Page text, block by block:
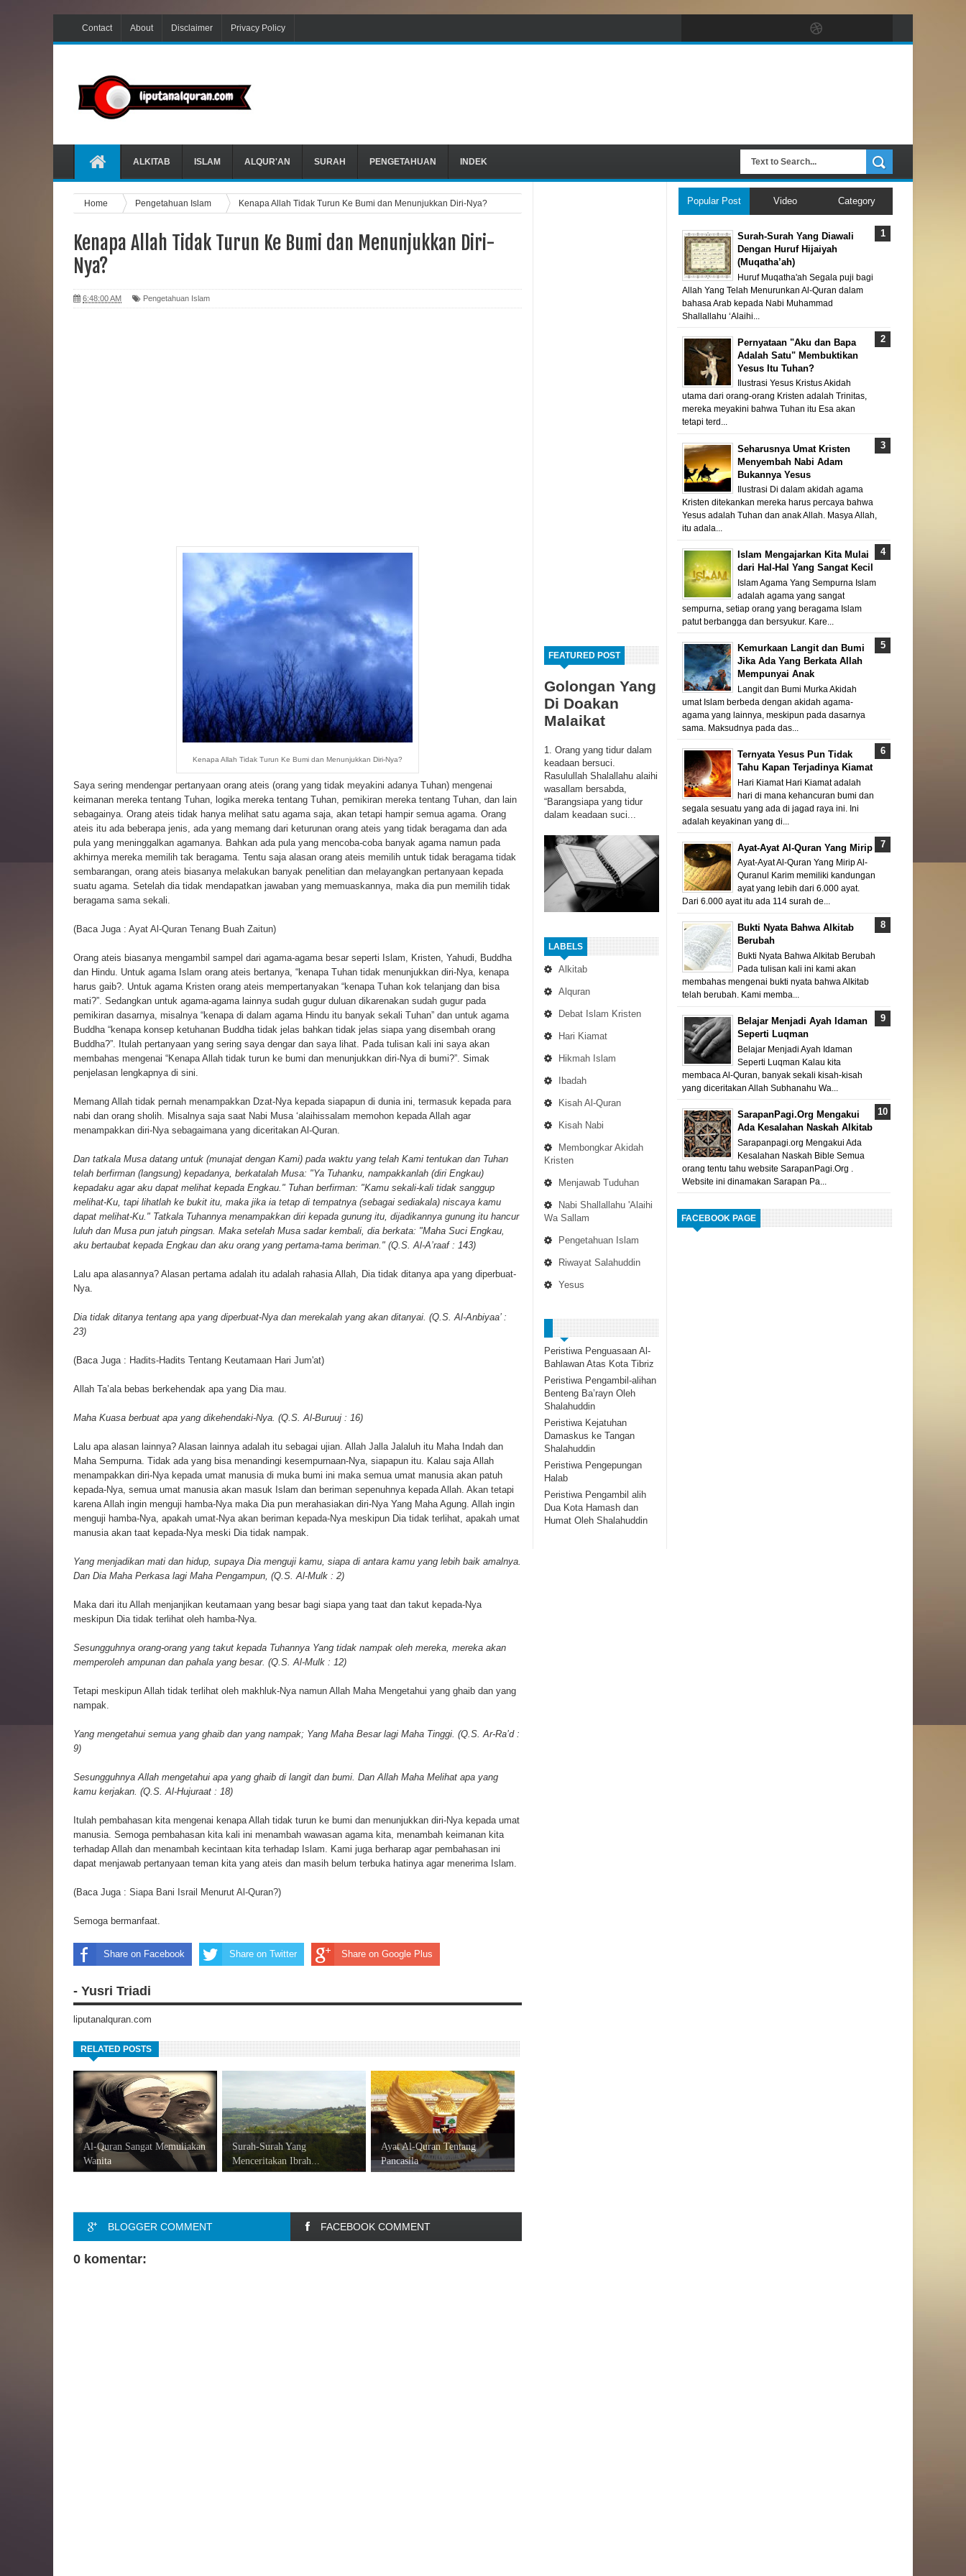
Contact About Disclaimer Privacy Policy
ALKITAB ISLAM ALQUR'AN SURAH PENGETAHUAN INDEK
FEATURED POST
Golongan Yang
Di Doakan
Malaikat
1. Orang yang tidur dalam
keadaan bersuci.
Rasulullah Shalallahu alaihi
wasallam bersabda,
“Barangsiapa yang tidur
dalam keadaan suci...
LABELS
Alkitab
Alquran
Debat Islam Kristen
Hari Kiamat
Hikmah Islam
Ibadah
Kisah Al-Quran
Kisah Nabi
Membongkar Akidah
Kristen
Menjawab Tuduhan
Nabi Shallallahu 'Alaihi
Wa Sallam
Pengetahuan Islam
Riwayat Salahuddin
Yesus
Peristiwa Penguasaan Al-
Bahlawan Atas Kota Tibriz
Peristiwa Pengambil-alihan
Benteng Ba’rayn Oleh
Shalahuddin
Peristiwa Kejatuhan
Damaskus ke Tangan
Shalahuddin
Peristiwa Pengepungan
Halab
Peristiwa Pengambil alih
Dua Kota Hamash dan
Humat Oleh Shalahuddin
Home Pengetahuan Islam Kenapa Allah Tidak Turun Ke Bumi dan Menunjukkan Diri-Nya?
Kenapa Allah Tidak Turun Ke Bumi dan Menunjukkan Diri-
Nya?
6:48:00 AM Pengetahuan Islam
Kenapa Allah Tidak Turun Ke Bumi dan Menunjukkan Diri-Nya?
Saya sering mendengar pertanyaan orang ateis (orang yang tidak meyakini adanya Tuhan) mengenai
keimanan mereka tentang Tuhan, logika mereka tentang Tuhan, pemikiran mereka tentang Tuhan, dan lain
sebagainya. Orang ateis tidak hanya melihat satu agama saja, akan tetapi hampir semua agama. Orang
ateis itu ada beberapa jenis, ada yang memang dari keturunan orang ateis yang tidak beragama dan ada
pula yang meninggalkan agamanya. Bahkan ada pula yang mencoba-coba banyak agama namun pada
akhirnya mereka memilih tak beragama. Tentu saja alasan orang ateis memilih untuk tidak beragama tidak
sembarangan, orang ateis biasanya melakukan banyak penelitian dan melayangkan pertanyaan kepada
suatu agama. Setelah dia tidak mendapatkan jawaban yang memuaskannya, maka dia pun memilih tidak
beragama sama sekali.
(Baca Juga : Ayat Al-Quran Tenang Buah Zaitun)
Orang ateis biasanya mengambil sampel dari agama-agama besar seperti Islam, Kristen, Yahudi, Buddha
dan Hindu. Untuk agama Islam orang ateis bertanya, “kenapa Tuhan tidak menunjukkan diri-Nya, kenapa
harus gaib?. Untuk agama Kristen orang ateis mempertanyakan “kenapa Tuhan kok telanjang dan bisa
mati?”. Sedangkan untuk agama-agama lainnya sudah gugur duluan dikarenakan sudah gugur pada
pemikiran dasarnya, misalnya “kenapa di dalam agama Hindu itu banyak sekali Tuhan” dan untuk agama
Buddha “kenapa konsep ketuhanan Buddha tidak jelas bahkan tidak jelas siapa yang disembah orang
Buddha?”. Itulah pertanyaan yang sering saya dengar dan saya lihat. Pada tulisan kali ini saya akan
membahas mengenai “Kenapa Allah tidak turun ke bumi dan menunjukkan diri-Nya di bumi?”. Simak
penjelasan lengkapnya di sini.
Memang Allah tidak pernah menampakkan Dzat-Nya kepada siapapun di dunia ini, termasuk kepada para
nabi dan orang sholih. Misalnya saja saat Nabi Musa ‘alaihissalam memohon kepada Allah agar
menampakkan diri-Nya sebagaimana yang diceritakan Al-Quran.
Dan tatkala Musa datang untuk (munajat dengan Kami) pada waktu yang telah Kami tentukan dan Tuhan
telah berfirman (langsung) kepadanya, berkatalah Musa: "Ya Tuhanku, nampakkanlah (diri Engkau)
kepadaku agar aku dapat melihat kepada Engkau." Tuhan berfirman: "Kamu sekali-kali tidak sanggup
melihat-Ku, tapi lihatlah ke bukit itu, maka jika ia tetap di tempatnya (sebagai sediakala) niscaya kamu
dapat melihat-Ku." Tatkala Tuhannya menampakkan diri kepada gunung itu, dijadikannya gunung itu hancur
luluh dan Musa pun jatuh pingsan. Maka setelah Musa sadar kembali, dia berkata: "Maha Suci Engkau,
aku bertaubat kepada Engkau dan aku orang yang pertama-tama beriman." (Q.S. Al-A’raaf : 143)
Lalu apa alasannya? Alasan pertama adalah itu adalah rahasia Allah, Dia tidak ditanya apa yang diperbuat-
Nya.
Dia tidak ditanya tentang apa yang diperbuat-Nya dan merekalah yang akan ditanyai. (Q.S. Al-Anbiyaa’ :
23)
(Baca Juga : Hadits-Hadits Tentang Keutamaan Hari Jum'at)
Allah Ta’ala bebas berkehendak apa yang Dia mau.
Maha Kuasa berbuat apa yang dikehendaki-Nya. (Q.S. Al-Buruuj : 16)
Lalu apa alasan lainnya? Alasan lainnya adalah itu sebagai ujian. Allah Jalla Jalaluh itu Maha Indah dan
Maha Sempurna. Tidak ada yang bisa menandingi kesempurnaan-Nya, siapapun itu. Kalau saja Allah
menampakkan diri-Nya kepada umat manusia di muka bumi ini maka semua umat manusia akan patuh
kepada-Nya, semua umat manusia akan masuk Islam dan beriman sepenuhnya kepada Allah. Akan tetapi
karena Allah ingin menguji hamba-Nya maka Dia pun merahasiakan diri-Nya Yang Maha Agung. Allah ingin
menguji hamba-Nya, apakah umat-Nya akan beriman kepada-Nya meskipun Dia tidak terlihat, apakah umat
manusia akan taat kepada-Nya meski Dia tidak nampak.
Yang menjadikan mati dan hidup, supaya Dia menguji kamu, siapa di antara kamu yang lebih baik amalnya.
Dan Dia Maha Perkasa lagi Maha Pengampun, (Q.S. Al-Mulk : 2)
Maka dari itu Allah menjanjikan keutamaan yang besar bagi siapa yang taat dan takut kepada-Nya
meskipun Dia tidak terlihat oleh hamba-Nya.
Sesungguhnya orang-orang yang takut kepada Tuhannya Yang tidak nampak oleh mereka, mereka akan
memperoleh ampunan dan pahala yang besar. (Q.S. Al-Mulk : 12)
Tetapi meskipun Allah tidak terlihat oleh makhluk-Nya namun Allah Maha Mengetahui yang ghaib dan yang
nampak.
Yang mengetahui semua yang ghaib dan yang nampak; Yang Maha Besar lagi Maha Tinggi. (Q.S. Ar-Ra’d :
9)
Sesungguhnya Allah mengetahui apa yang ghaib di langit dan bumi. Dan Allah Maha Melihat apa yang
kamu kerjakan. (Q.S. Al-Hujuraat : 18)
Itulah pembahasan kita mengenai kenapa Allah tidak turun ke bumi dan menunjukkan diri-Nya kepada umat
manusia. Semoga pembahasan kita kali ini menambah wawasan agama kita, menambah keimanan kita
terhadap Allah dan menambah kecintaan kita terhadap Islam. Kami juga berharap agar pembahasan ini
dapat menjawab pertanyaan teman kita yang ateis dan masih belum terbuka hatinya agar menerima Islam.
(Baca Juga : Siapa Bani Israil Menurut Al-Quran?)
Semoga bermanfaat.
Share on Facebook Share on Twitter Share on Google Plus
- Yusri Triadi
liputanalquran.com
RELATED POSTS
Al-Quran Sangat Memuliakan
Wanita
Surah-Surah Yang
Menceritakan Ibrah...
Ayat Al-Quran Tentang
Pancasila
BLOGGER COMMENT FACEBOOK COMMENT
0 komentar:
Popular Post Video Category
Surah-Surah Yang Diawali
Dengan Huruf Hijaiyah
(Muqatha’ah)
Huruf Muqatha'ah Segala puji bagi
Allah Yang Telah Menurunkan Al-Quran dalam
bahasa Arab kepada Nabi Muhammad
Shallallahu ‘Alaihi...
Pernyataan "Aku dan Bapa
Adalah Satu" Membuktikan
Yesus Itu Tuhan?
Ilustrasi Yesus Kristus Akidah
utama dari orang-orang Kristen adalah Trinitas,
mereka meyakini bahwa Tuhan itu Esa akan
tetapi terd...
Seharusnya Umat Kristen
Menyembah Nabi Adam
Bukannya Yesus
Ilustrasi Di dalam akidah agama
Kristen ditekankan mereka harus percaya bahwa
Yesus adalah Tuhan dan anak Allah. Masya Allah,
itu adala...
Islam Mengajarkan Kita Mulai
dari Hal-Hal Yang Sangat Kecil
Islam Agama Yang Sempurna Islam
adalah agama yang sangat
sempurna, setiap orang yang beragama Islam
patut berbangga dan bersyukur. Kare...
Kemurkaan Langit dan Bumi
Jika Ada Yang Berkata Allah
Mempunyai Anak
Langit dan Bumi Murka Akidah
umat Islam berbeda dengan akidah agama-
agama yang lainnya, meskipun pada dasarnya
sama. Maksudnya pada das...
Ternyata Yesus Pun Tidak
Tahu Kapan Terjadinya Kiamat
Hari Kiamat Hari Kiamat adalah
hari di mana kehancuran bumi dan
segala sesuatu yang ada di jagad raya ini. Ini
adalah keyakinan yang di...
Ayat-Ayat Al-Quran Yang Mirip
Ayat-Ayat Al-Quran Yang Mirip Al-
Quranul Karim memiliki kandungan
ayat yang lebih dari 6.000 ayat.
Dari 6.000 ayat itu ada 114 surah de...
Bukti Nyata Bahwa Alkitab
Berubah
Bukti Nyata Bahwa Alkitab Berubah
Pada tulisan kali ini kami akan
membahas mengenai bukti nyata bahwa Alkitab
telah berubah. Kami memba...
Belajar Menjadi Ayah Idaman
Seperti Luqman
Belajar Menjadi Ayah Idaman
Seperti Luqman Kalau kita
membaca Al-Quran, banyak sekali kisah-kisah
yang diceritakan Allah Subhanahu Wa...
SarapanPagi.Org Mengakui
Ada Kesalahan Naskah Alkitab
Sarapanpagi.org Mengakui Ada
Kesalahan Naskah Bible Semua
orang tentu tahu website SarapanPagi.Org .
Website ini dinamakan Sarapan Pa...
FACEBOOK PAGE